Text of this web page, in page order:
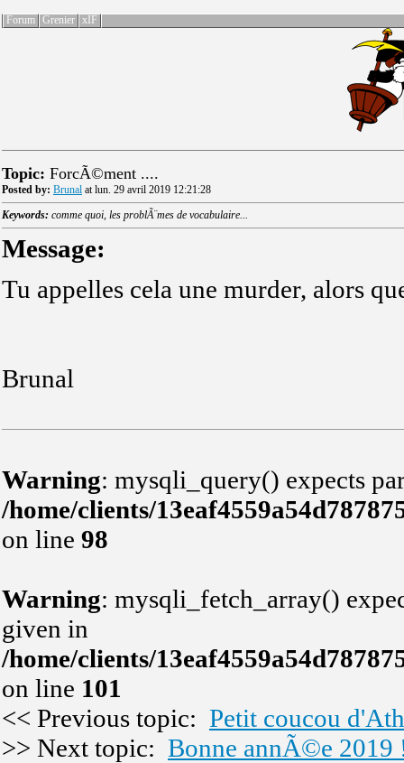
Forum Grenier xIF
Topic: ForcÃ©ment ....
Posted by: Brunal at lun. 29 avril 2019 12:21:28
Keywords: comme quoi, les problÃ¨mes de vocabulaire...
Message:
Tu appelles cela une murder, alors
Brunal
Warning: mysqli_query() expects
/home/clients/
on line 98
Warning: mysqli_fetch_array()
given in
/home/clients/
on line 101
<< Previous topic: Petit coucou
>> Next topic: Bonne annÃ©e 2019